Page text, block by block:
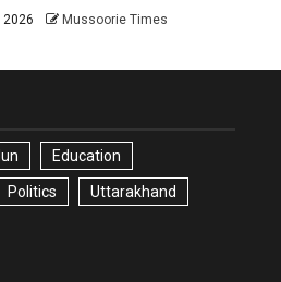
Mussoorie Times
Education
Politics Uttarakhand